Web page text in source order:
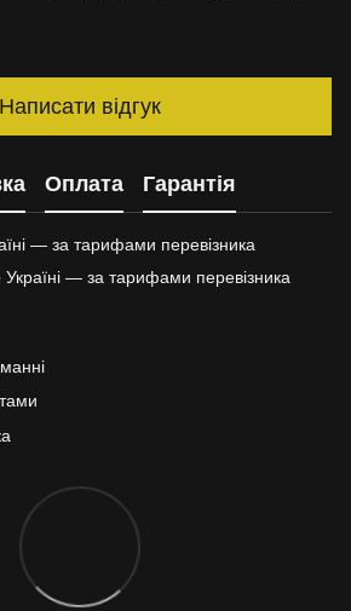
Написати відгук
Оплата Гарантія
— за тарифами перевізника
— за тарифами перевізника